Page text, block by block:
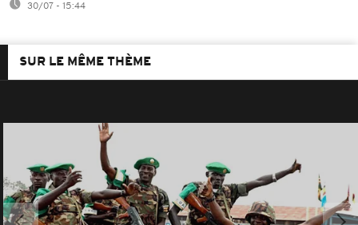
30/07 - 15:44
SUR LE MÊME THÈME